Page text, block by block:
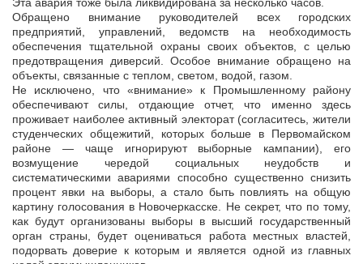
Эта авария тоже была ликвидирована за несколько часов.
Обращено внимание руководителей всех городских
предприятий, управлений, ведомств на необходимость
обеспечения тщательной охраны своих объектов, с целью
предотвращения диверсий. Особое внимание обращено на
объекты, связанные с теплом, светом, водой, газом.
Не исключено, что «внимание» к Промышленному району
обеспечивают силы, отдающие отчет, что именно здесь
проживает наиболее активный электорат (согласитесь, жители
студенческих общежитий, которых больше в Первомайском
районе — чаще игнорируют выборные кампании), его
возмущение чередой социальных неудобств и
систематическими авариями способно существенно снизить
процент явки на выборы, а стало быть повлиять на общую
картину голосования в Новочеркасске. Не секрет, что по тому,
как будут организованы выборы в высший государственный
орган страны, будет оцениваться работа местных властей,
подорвать доверие к которым и является одной из главных